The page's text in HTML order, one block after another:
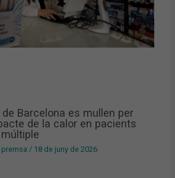
Barcelona es mullen per
de la calor en pacients
/ 18 de juny de 2026